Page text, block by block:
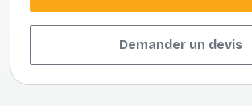
Demander un devis